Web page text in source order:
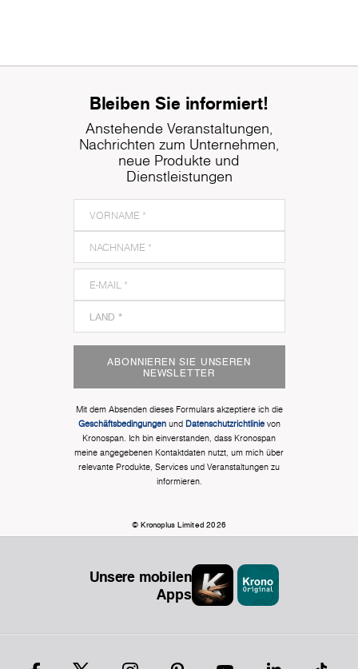
Bleiben Sie informiert!
Anstehende Veranstaltungen,
Nachrichten zum Unternehmen,
neue Produkte und
Dienstleistungen
ABONNIEREN SIE UNSEREN
NEWSLETTER
Mit dem Absenden dieses Formulars akzeptiere ich die
Geschäftsbedingungenund Datenschutzrichtlinievon
Kronospan. Ich bin einverstanden, dass Kronospan
meine angegebenen Kontaktdaten nutzt, um mich über
relevante Produkte, Services und Veranstaltungen zu
informieren.
© Kronoplus Limited 2026
Unsere mobilen
Apps